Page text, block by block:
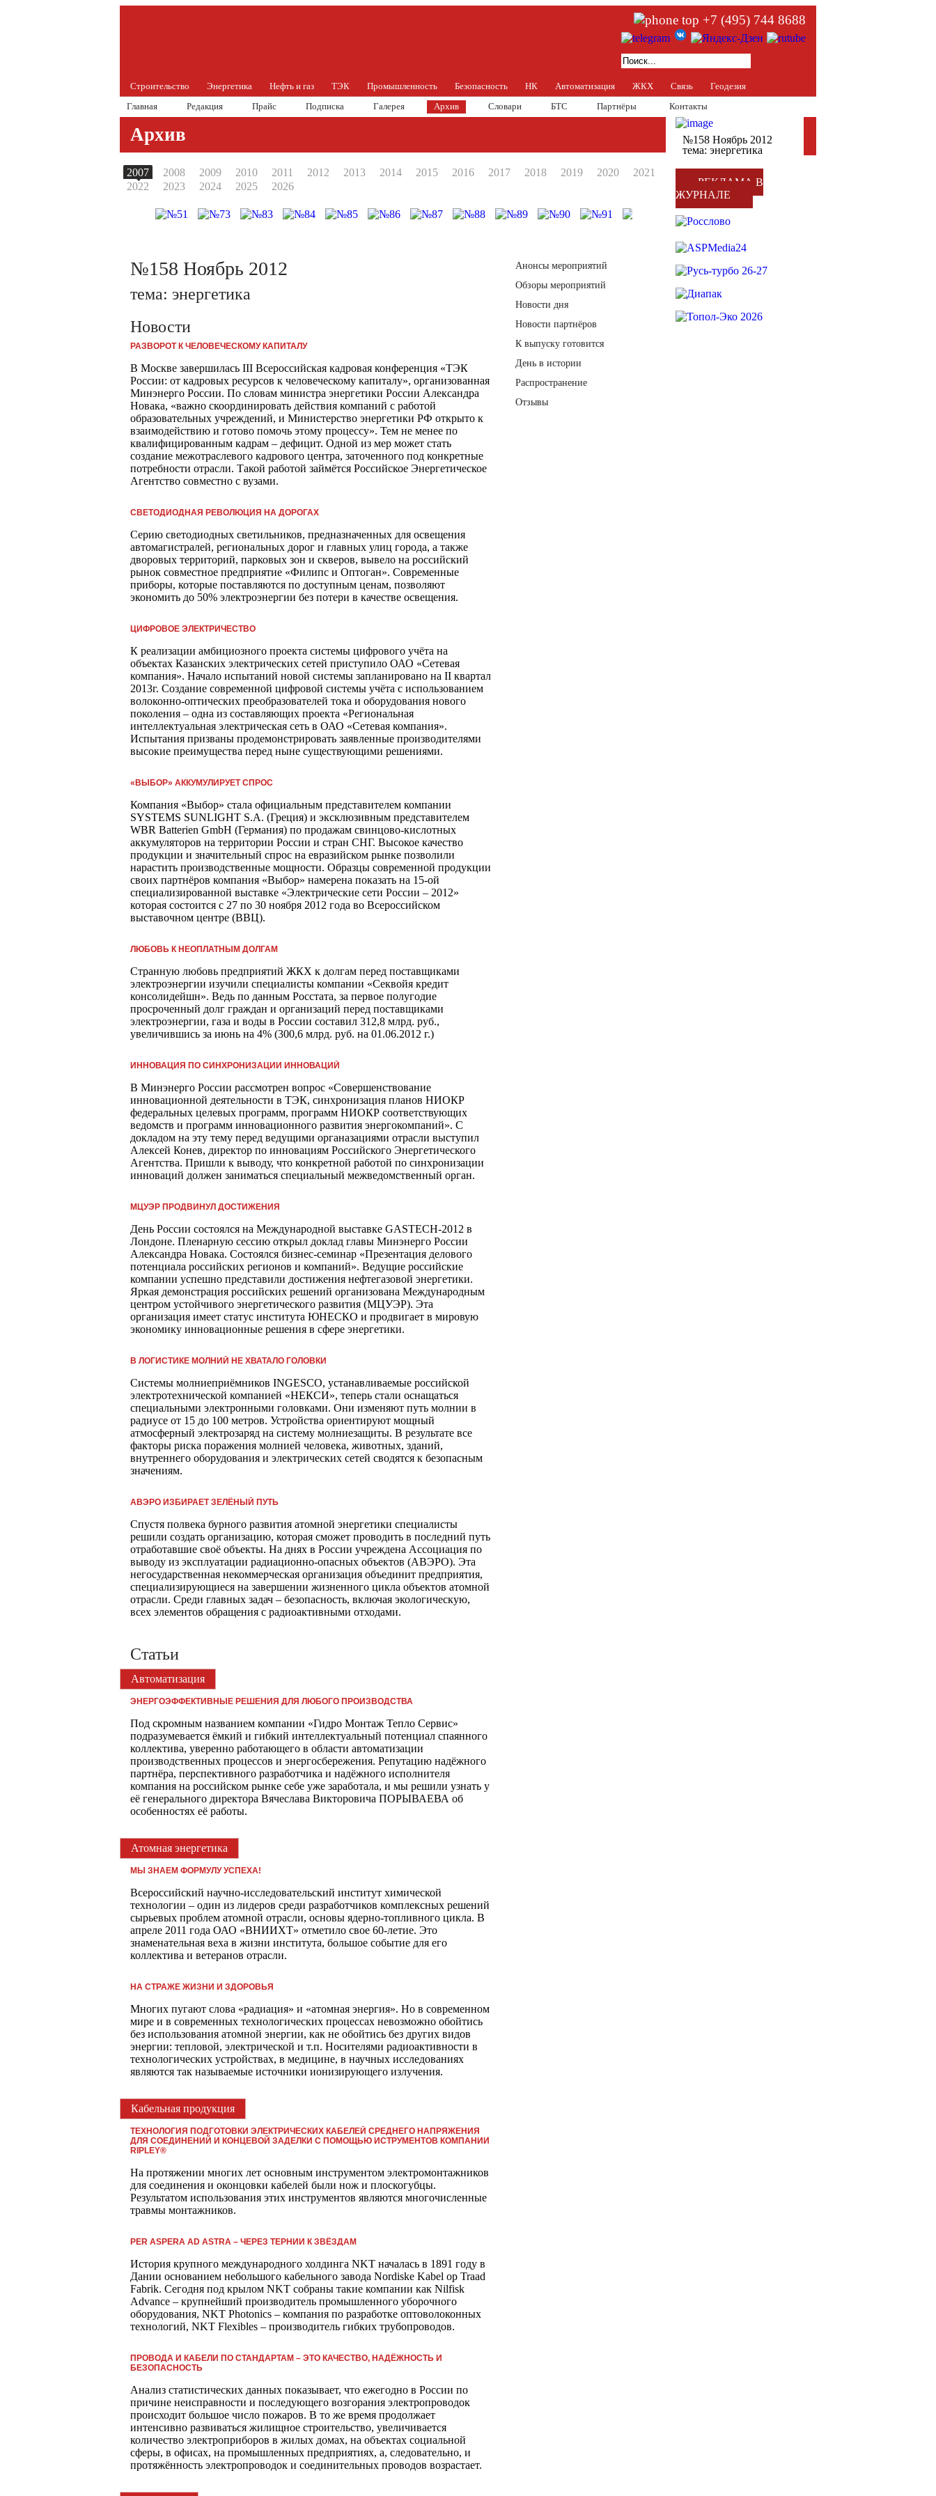
+7 (495) 744 8688
Строительство Энергетика Нефть и газ ТЭК Промышленность Безопасность НК Автоматизация ЖКХ Связь
Геодезия
Главная
Редакция Прайс Подписка Галерея Архив Словари БТС Партнёры Контакты
Архив
2007 2008 2009 2010 2011 2012 2013 2014 2015 2016 2017 2018 2019 2020
2021
2022
2023 2024 2025 2026
№158 Ноябрь 2012
тема: энергетика
Новости
РАЗВОРОТ К ЧЕЛОВЕЧЕСКОМУ КАПИТАЛУ
В Москве завершилась III Всероссийская кадровая конференция «ТЭК
России: от кадровых ресурсов к человеческому капиталу», организованная
Минэнерго России. По словам министра энергетики России Александра
Новака, «важно скоординировать действия компаний с работой
образовательных учреждений, и Министерство энергетики РФ открыто к
взаимодействию и готово помочь этому процессу». Тем не менее по
квалифицированным кадрам – дефицит. Одной из мер может стать
создание межотраслевого кадрового центра, заточенного под конкретные
потребности отрасли. Такой работой займётся Российское Энергетическое
Агентство совместно с вузами.
СВЕТОДИОДНАЯ РЕВОЛЮЦИЯ НА ДОРОГАХ
Серию светодиодных светильников, предназначенных для освещения
автомагистралей, региональных дорог и главных улиц города, а также
дворовых территорий, парковых зон и скверов, вывело на российский
рынок совместное предприятие «Филипс и Оптоган». Современные
приборы, которые поставляются по доступным ценам, позволяют
экономить до 50% электроэнергии без потери в качестве освещения.
ЦИФРОВОЕ ЭЛЕКТРИЧЕСТВО
К реализации амбициозного проекта системы цифрового учёта на
объектах Казанских электрических сетей приступило ОАО «Сетевая
компания». Начало испытаний новой системы запланировано на II квартал
2013г. Создание современной цифровой системы учёта с использованием
волоконно-оптических преобразователей тока и оборудования нового
поколения – одна из составляющих проекта «Региональная
интеллектуальная электрическая сеть в ОАО «Сетевая компания».
Испытания призваны продемонстрировать заявленные производителями
высокие преимущества перед ныне существующими решениями.
«ВЫБОР» АККУМУЛИРУЕТ СПРОС
Компания «Выбор» стала официальным представителем компании
SYSTEMS SUNLIGHT S.A. (Греция) и эксклюзивным представителем
WBR Batterien GmbH (Германия) по продажам свинцово-кислотных
аккумуляторов на территории России и стран СНГ. Высокое качество
продукции и значительный спрос на евразийском рынке позволили
нарастить производственные мощности. Образцы современной продукции
своих партнёров компания «Выбор» намерена показать на 15-ой
специализированной выставке «Электрические сети России – 2012»
которая состоится с 27 по 30 ноября 2012 года во Всероссийском
выставочном центре (ВВЦ).
ЛЮБОВЬ К НЕОПЛАТНЫМ ДОЛГАМ
Странную любовь предприятий ЖКХ к долгам перед поставщиками
электроэнергии изучили специалисты компании «Секвойя кредит
консолидейшн». Ведь по данным Росстата, за первое полугодие
просроченный долг граждан и организаций перед поставщиками
электроэнергии, газа и воды в России составил 312,8 млрд. руб.,
увеличившись за июнь на 4% (300,6 млрд. руб. на 01.06.2012 г.)
ИННОВАЦИЯ ПО СИНХРОНИЗАЦИИ ИННОВАЦИЙ
В Минэнерго России рассмотрен вопрос «Совершенствование
инновационной деятельности в ТЭК, синхронизация планов НИОКР
федеральных целевых программ, программ НИОКР соответствующих
ведомств и программ инновационного развития энергокомпаний». С
докладом на эту тему перед ведущими органазациями отрасли выступил
Алексей Конев, директор по инновациям Российского Энергетического
Агентства. Пришли к выводу, что конкретной работой по синхронизации
инноваций должен заниматься специальный межведомственный орган.
МЦУЭР ПРОДВИНУЛ ДОСТИЖЕНИЯ
День России состоялся на Международной выставке GASTECH-2012 в
Лондоне. Пленарную сессию открыл доклад главы Минэнерго России
Александра Новака. Состоялся бизнес-семинар «Презентация делового
потенциала российских регионов и компаний». Ведущие российские
компании успешно представили достижения нефтегазовой энергетики.
Яркая демонстрация российских решений организована Международным
центром устойчивого энергетического развития (МЦУЭР). Эта
организация имеет статус института ЮНЕСКО и продвигает в мировую
экономику инновационные решения в сфере энергетики.
В ЛОГИСТИКЕ МОЛНИЙ НЕ ХВАТАЛО ГОЛОВКИ
Системы молниеприёмников INGESCO, устанавливаемые российской
электротехнической компанией «НЕКСИ», теперь стали оснащаться
специальными электронными головками. Они изменяют путь молнии в
радиусе от 15 до 100 метров. Устройства ориентируют мощный
атмосферный электрозаряд на систему молниезащиты. В результате все
факторы риска поражения молнией человека, животных, зданий,
внутреннего оборудования и электрических сетей сводятся к безопасным
значениям.
АВЭРО ИЗБИРАЕТ ЗЕЛЁНЫЙ ПУТЬ
Спустя полвека бурного развития атомной энергетики специалисты
решили создать организацию, которая сможет проводить в последний путь
отработавшие своё объекты. На днях в России учреждена Ассоциация по
выводу из эксплуатации радиационно-опасных объектов (АВЭРО). Эта
негосударственная некоммерческая организация объединит предприятия,
специализирующиеся на завершении жизненного цикла объектов атомной
отрасли. Среди главных задач – безопасность, включая экологическую,
всех элементов обращения с радиоактивными отходами.
Статьи
Автоматизация
ЭНЕРГОЭФФЕКТИВНЫЕ РЕШЕНИЯ ДЛЯ ЛЮБОГО ПРОИЗВОДСТВА
Под скромным названием компании «Гидро Монтаж Тепло Сервис»
подразумевается ёмкий и гибкий интеллектуальный потенциал спаянного
коллектива, уверенно работающего в области автоматизации
производственных процессов и энергосбережения. Репутацию надёжного
партнёра, перспективного разработчика и надёжного исполнителя
компания на российском рынке себе уже заработала, и мы решили узнать у
её генерального директора Вячеслава Викторовича ПОРЫВАЕВА об
особенностях её работы.
Атомная энергетика
МЫ ЗНАЕМ ФОРМУЛУ УСПЕХА!
Всероссийский научно-исследовательский институт химической
технологии – один из лидеров среди разработчиков комплексных решений
сырьевых проблем атомной отрасли, основы ядерно-топливного цикла. В
апреле 2011 года ОАО «ВНИИХТ» отметило свое 60-летие. Это
знаменательная веха в жизни института, большое событие для его
коллектива и ветеранов отрасли.
НА СТРАЖЕ ЖИЗНИ И ЗДОРОВЬЯ
Многих пугают слова «радиация» и «атомная энергия». Но в современном
мире и в современных технологических процессах невозможно обойтись
без использования атомной энергии, как не обойтись без других видов
энергии: тепловой, электрической и т.п. Носителями радиоактивности в
технологических устройствах, в медицине, в научных исследованиях
являются так называемые источники ионизирующего излучения.
Кабельная продукция
ТЕХНОЛОГИЯ ПОДГОТОВКИ ЭЛЕКТРИЧЕСКИХ КАБЕЛЕЙ СРЕДНЕГО НАПРЯЖЕНИЯ
ДЛЯ СОЕДИНЕНИЙ И КОНЦЕВОЙ ЗАДЕЛКИ С ПОМОЩЬЮ ИСТРУМЕНТОВ КОМПАНИИ
RIPLEY®
На протяжении многих лет основным инструментом электромонтажников
для соединения и оконцовки кабелей были нож и плоскогубцы.
Результатом использования этих инструментов являются многочисленные
травмы монтажников.
PER ASPERA AD ASTRA – ЧЕРЕЗ ТЕРНИИ К ЗВЁЗДАМ
История крупного международного холдинга NKT началась в 1891 году в
Дании основанием небольшого кабельного завода Nordiske Kabel op Traad
Fabrik. Сегодня под крылом NKT собраны такие компании как Nilfisk
Advance – крупнейший производитель промышленного уборочного
оборудования, NKT Photonics – компания по разработке оптоволоконных
технологий, NKT Flexibles – производитель гибких трубопроводов.
ПРОВОДА И КАБЕЛИ ПО СТАНДАРТАМ – ЭТО КАЧЕСТВО, НАДЁЖНОСТЬ И
БЕЗОПАСНОСТЬ
Анализ статистических данных показывает, что ежегодно в России по
причине неисправности и последующего возгорания электропроводок
происходит большое число пожаров. В то же время продолжает
интенсивно развиваться жилищное строительство, увеличивается
количество электроприборов в жилых домах, на объектах социальной
сферы, в офисах, на промышленных предприятиях, а, следовательно, и
протяжённость электропроводок и соединительных проводов возрастает.
Анонсы мероприятий
Обзоры мероприятий
Новости дня
Новости партнёров
К выпуску готовится
День в истории
Распространение
Отзывы
№158 Ноябрь 2012
тема: энергетика
РЕКЛАМА В
ЖУРНАЛЕ